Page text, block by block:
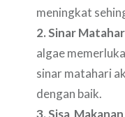
meningkat
2. Sinar
algae
sinar matahari
dengan baik.
3. Sisa